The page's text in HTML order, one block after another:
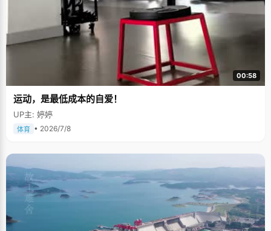
00:58
运动，是最低成本的自爱！
UP主: 婷婷
体育 • 2026/7/8